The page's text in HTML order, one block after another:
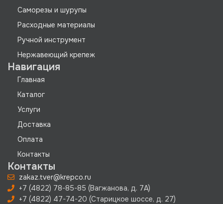
Саморезы и шурупы
Расходные материалы
Ручной инструмент
Нержавеющий крепеж
Навигация
Главная
Каталог
Услуги
Доставка
Оплата
Контакты
Контакты
zakaz.tver@krepco.ru
+7 (4822) 78-85-85 (Вагжанова, д. 7А)
+7 (4822) 47-74-20 (Старицкое шоссе, д. 27)